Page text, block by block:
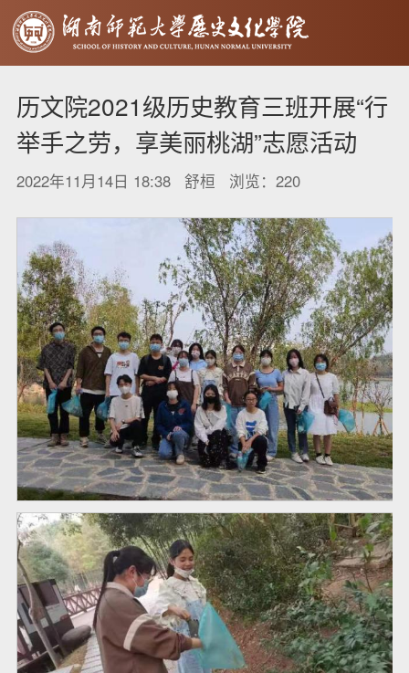
历文院2021级历史教育三班开展“行
举手之劳，享美丽桃湖”志愿活动
2022年11月14日 18:38 舒桓 浏览： 220